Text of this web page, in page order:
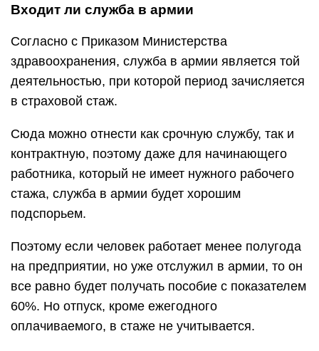
Входит ли служба в армии
Согласно с Приказом Министерства
здравоохранения, служба в армии является той
деятельностью, при которой период зачисляется
в страховой стаж.
Сюда можно отнести как срочную службу, так и
контрактную, поэтому даже для начинающего
работника, который не имеет нужного рабочего
стажа, служба в армии будет хорошим
подспорьем.
Поэтому если человек работает менее полугода
на предприятии, но уже отслужил в армии, то он
все равно будет получать пособие с показателем
60%. Но отпуск, кроме ежегодного
оплачиваемого, в стаже не учитывается.